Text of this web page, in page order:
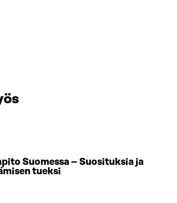
Suomessa – Suosituksia ja
tueksi